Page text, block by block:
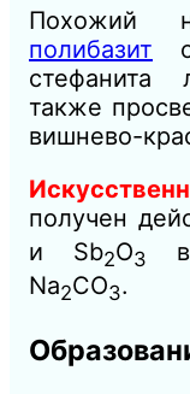
Похожий
полибазит
стефанита
также
вишнево-
получен
и Sb2О3
в
Na2CО3.